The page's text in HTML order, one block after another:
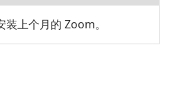
装上个月的 Zoom。